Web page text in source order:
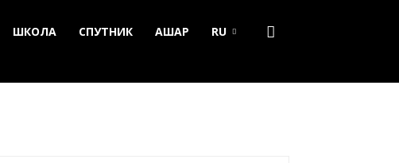
ШКОЛА СПУТНИК АШАР RU